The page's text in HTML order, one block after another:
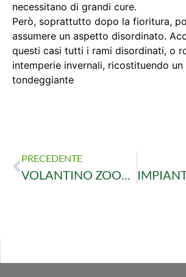
necessitano di grandi cure.
Però, soprattutto dopo la fioritura,
assumere un aspetto disordinato.
questi casi tutti i rami disordinati, o
intemperie invernali, ricostituendo
tondeggiante
PRECEDENTE
VOLANTINO ZOOGARDEN DI NOVEMBRE E DICEMBRE